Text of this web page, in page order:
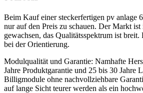
Beim Kauf einer steckerfertigen pv anlage
nur auf den Preis zu schauen. Der Markt ist
gewachsen, das Qualitätsspektrum ist
bei der Orientierung.
Modulqualität und Garantie: Namhafte
Jahre Produktgarantie und 25 bis 30 Jahre
Billigmodule ohne nachvollziehbare
auf lange Sicht teurer werden als ein